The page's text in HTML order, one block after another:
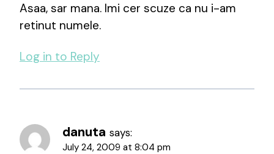
Asaa, sar mana. Imi cer scuze ca nu i-am
retinut numele.
Log in to Reply
danuta says:
July 24, 2009 at 8:04 pm